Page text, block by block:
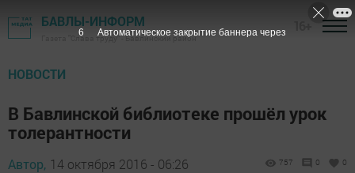
БАВЛЫ-ИНФОРМ
Газета "Слава труду" - Бавлинский район
НОВОСТИ
В Бавлинской библиотеке прошёл урок
толерантности
Автор, 14 октября 2016 - 06:26 757 0 0
5 Автоматическое закрытие баннера через